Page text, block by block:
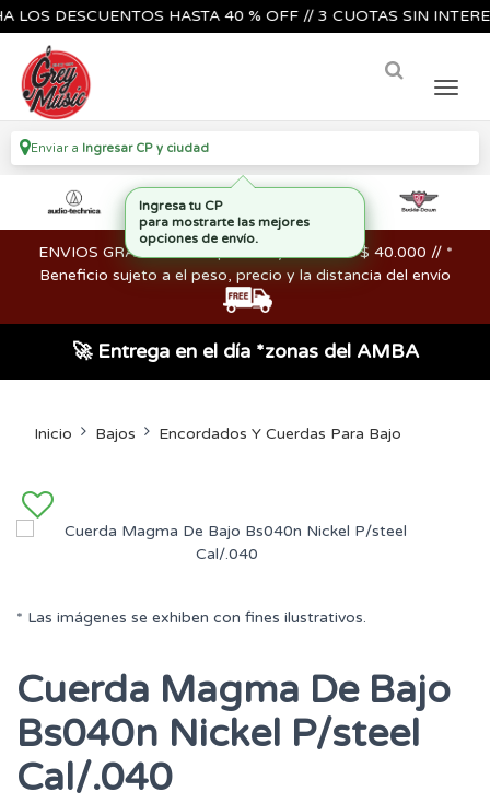
DESCUENTOS HASTA 40 % OFF // 3 CUOTAS SIN
Enviar a Ingresar CP y ciudad
ENVIOS GRATIS en compras mayores a los $ 40.000 // *
Beneficio sujeto a el peso, precio y la distancia del envío
🚀 Entrega en el día *zonas del AMBA
Inicio Bajos Encordados Y Cuerdas Para Bajo
* Las imágenes se exhiben con fines ilustrativos.
Cuerda Magma De Bajo
Bs040n Nickel P/steel
Cal/.040